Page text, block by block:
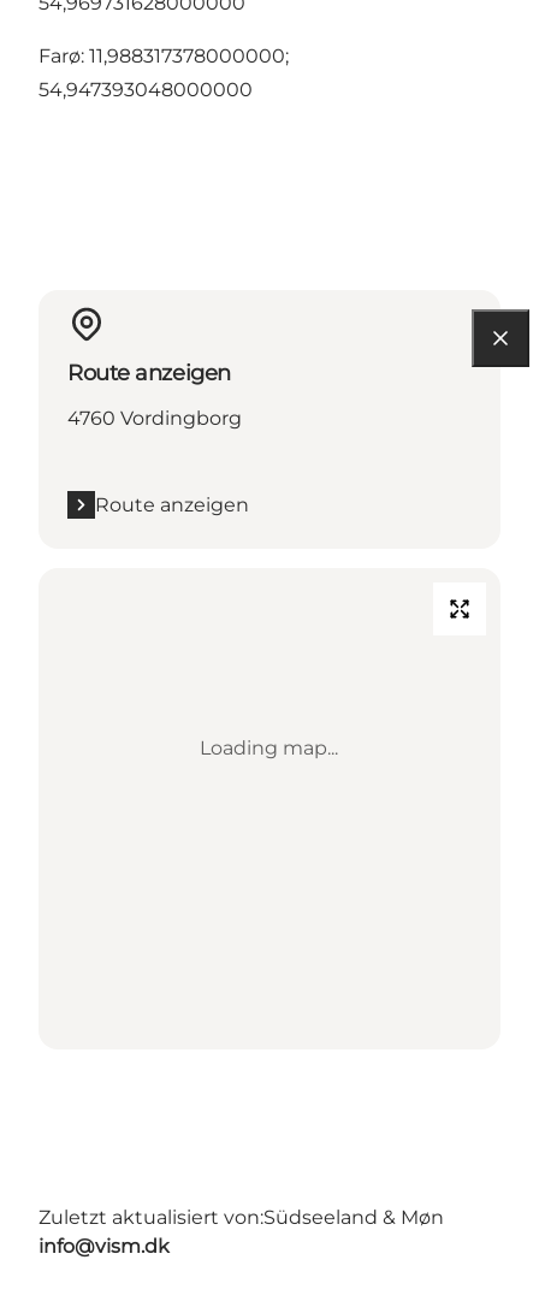
Farø: 11,988317378000000;
54,947393048000000
Route anzeigen
4760 Vordingborg
Route anzeigen
Loading map...
Zuletzt aktualisiert von:Südseeland & Møn
info@vism.dk